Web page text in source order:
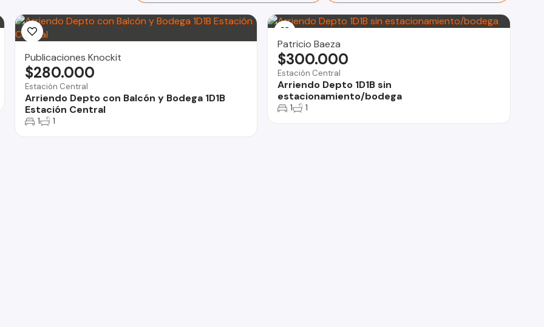
Publicaciones Knockit
Estación Central
Arriendo Depto con Balcón y Bodega 1D1B
Estación Central
$280.000
1 1
Patricio Baeza
Estación Central
Arriendo Depto 1D1B sin
estacionamiento/bodega
$300.000
1 1